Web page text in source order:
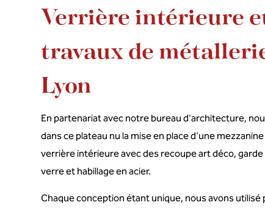
Verrière intérieure
travaux de
Lyon
En partenariat avec notre bureau d'architecture,
dans ce plateau nu la mise en place d'une
verrière intérieure avec des recoupe art déco,
verre et habillage en acier.
Chaque conception étant unique, nous avons utilisé